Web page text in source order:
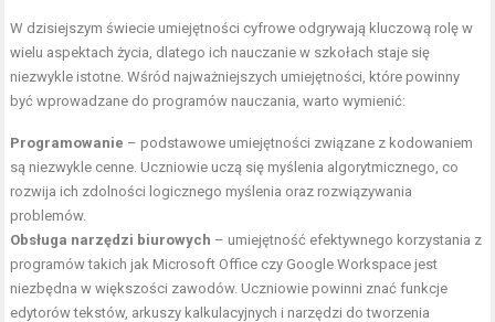
W dzisiejszym świecie umiejętności cyfrowe odgrywają kluczową rolę w
wielu aspektach życia, dlatego ich nauczanie w szkołach staje się
niezwykle istotne. Wśród najważniejszych umiejętności, które powinny
być wprowadzane do programów nauczania, warto wymienić:
Programowanie – podstawowe umiejętności związane z kodowaniem
są niezwykle cenne. Uczniowie uczą się myślenia algorytmicznego, co
rozwija ich zdolności logicznego myślenia oraz rozwiązywania
problemów.
Obsługa narzędzi biurowych – umiejętność efektywnego korzystania z
programów takich jak Microsoft Office czy Google Workspace jest
niezbędna w większości zawodów. Uczniowie powinni znać funkcje
edytorów tekstów, arkuszy kalkulacyjnych i narzędzi do tworzenia